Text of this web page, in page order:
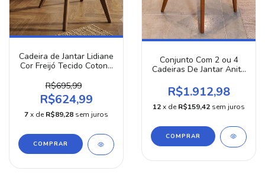
Cadeira de Jantar Lidiane
Cor Freijó Tecido Cotone
R$695,99
R$624,99
7x de R$89,28 sem juros
Conjunto Com 2 ou 4
Cadeiras De Jantar Anita
Cinza
R$1.912,98
12x de R$159,42 sem juros
COMPRAR